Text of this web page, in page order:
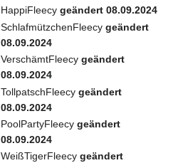
HappiFleecygeändert 08.09.2024
SchlafmützchenFleecygeändert
08.09.2024
VerschämtFleecygeändert
08.09.2024
TollpatschFleecygeändert
08.09.2024
PoolPartyFleecygeändert
08.09.2024
WeißTigerFleecygeändert